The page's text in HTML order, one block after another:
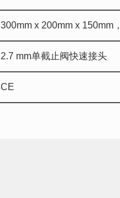
300mm x 200mm x 150mm
2.7 mm单截止阀快速接头
CE